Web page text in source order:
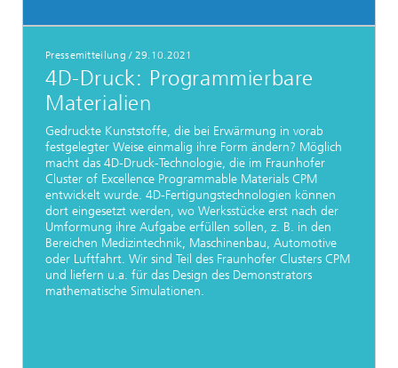
Pressemitteilung / 29.10.2021
4D-Druck: Programmierbare
Materialien
Gedruckte Kunststoffe, die bei Erwärmung in vorab
festgelegter Weise einmalig ihre Form ändern? Möglich
macht das 4D-Druck-Technologie, die im Fraunhofer
Cluster of Excellence Programmable Materials CPM
entwickelt wurde. 4D-Fertigungstechnologien können
dort eingesetzt werden, wo Werksstücke erst nach der
Umformung ihre Aufgabe erfüllen sollen, z. B. in den
Bereichen Medizintechnik, Maschinenbau, Automotive
oder Luftfahrt. Wir sind Teil des Fraunhofer Clusters CPM
und liefern u.a. für das Design des Demonstrators
mathematische Simulationen.